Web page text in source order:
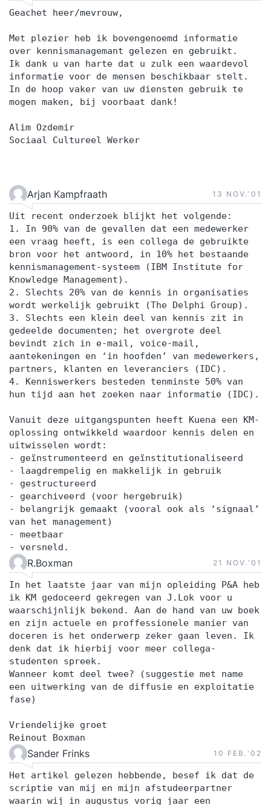
Geachet heer/mevrouw,
Met plezier heb ik bovengenoemd informatie
over kennismanagemant gelezen en gebruikt.
Ik dank u van harte dat u zulk een waardevol
informatie voor de mensen beschikbaar stelt.
In de hoop vaker van uw diensten gebruik te
mogen maken, bij voorbaat dank!
Alim Ozdemir
Sociaal Cultureel Werker
Arjan Kampfraath 13 NOV.‘01
Uit recent onderzoek blijkt het volgende:
1. In 90% van de gevallen dat een medewerker
een vraag heeft, is een collega de gebruikte
bron voor het antwoord, in 10% het bestaande
kennismanagement-systeem (IBM Institute for
Knowledge Management).
2. Slechts 20% van de kennis in organisaties
wordt werkelijk gebruikt (The Delphi Group).
3. Slechts een klein deel van kennis zit in
gedeelde documenten; het overgrote deel
bevindt zich in e-mail, voice-mail,
aantekeningen en ‘in hoofden’ van medewerkers,
partners, klanten en leveranciers (IDC).
4. Kenniswerkers besteden tenminste 50% van
hun tijd aan het zoeken naar informatie (IDC).
Vanuit deze uitgangspunten heeft Kuena een KM-
oplossing ontwikkeld waardoor kennis delen en
uitwisselen wordt:
- geïnstrumenteerd en geïnstitutionaliseerd
- laagdrempelig en makkelijk in gebruik
- gestructureerd
- gearchiveerd (voor hergebruik)
- belangrijk gemaakt (vooral ook als ‘signaal’
van het management)
- meetbaar
- versneld.
R.Boxman 21 NOV.‘01
In het laatste jaar van mijn opleiding P&A heb
ik KM gedoceerd gekregen van J.Lok voor u
waarschijnlijk bekend. Aan de hand van uw boek
en zijn actuele en proffessionele manier van
doceren is het onderwerp zeker gaan leven. Ik
denk dat ik hierbij voor meer collega-
studenten spreek.
Wanneer komt deel twee? (suggestie met name
een uitwerking van de diffusie en exploitatie
fase)
Vriendelijke groet
Reinout Boxman
Sander Frinks 10 FEB.‘02
Het artikel gelezen hebbende, besef ik dat de
scriptie van mij en mijn afstudeerpartner
waarin wij in augustus vorig jaar een